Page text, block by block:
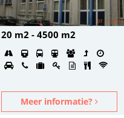
20 m2 - 4500 m2
Meer informatie?